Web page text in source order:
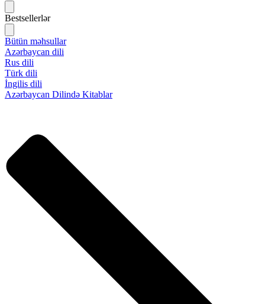
Bestsellerlər
Bütün məhsullar
Azərbaycan dili
Rus dili
Türk dili
İngilis dili
Azərbaycan Dilində Kitablar